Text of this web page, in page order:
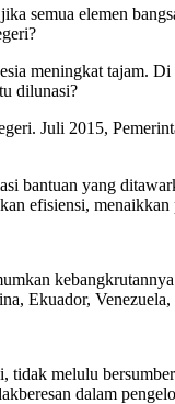
semua elemen
meningkat tajam.
dilunasi?
Juli 2015,
bantuan yang
efisiensi,
Ekuador,
tidak melulu
dalam